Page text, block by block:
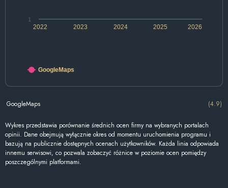
2022 2024 2026
2023 2025
1
GoogleMaps
GoogleMaps (4.9)
Wykres przedstawia porównanie średnich ocen firmy na wybranych portalach
opinii. Dane obejmują wyłącznie okres od momentu uruchomienia programu i
bazują na publicznie dostępnych ocenach użytkowników. Każda linia odpowiada
innemu serwisowi, co pozwala zobaczyć różnice w poziomie ocen pomiędzy
poszczególnymi platformami.